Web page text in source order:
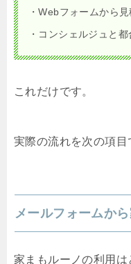
・Webフォームから
・コンシェルジュと
これだけです。
実際の流れを次の項目
メールフォームか
家まもルーノの利用は